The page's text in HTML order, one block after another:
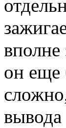
вполне
он еще
вывода